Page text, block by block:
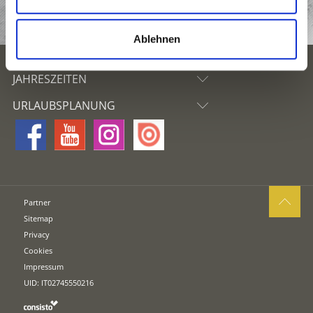
Ablehnen
TOP EVENTS
JAHRESZEITEN
URLAUBSPLANUNG
Partner
Sitemap
Privacy
Cookies
Impressum
UID: IT02745550216